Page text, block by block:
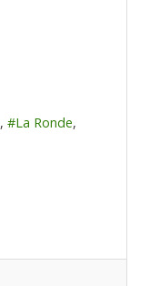
La Ronde